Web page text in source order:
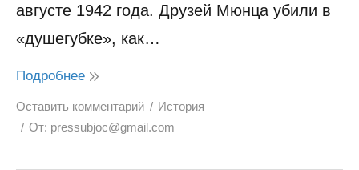
августе 1942 года. Друзей Мюнца убили в
«душегубке», как…
Подробнее
Оставить комментарий
История
От: pressubjoc@gmail.com